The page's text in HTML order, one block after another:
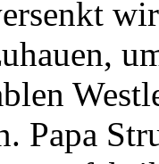
Papa